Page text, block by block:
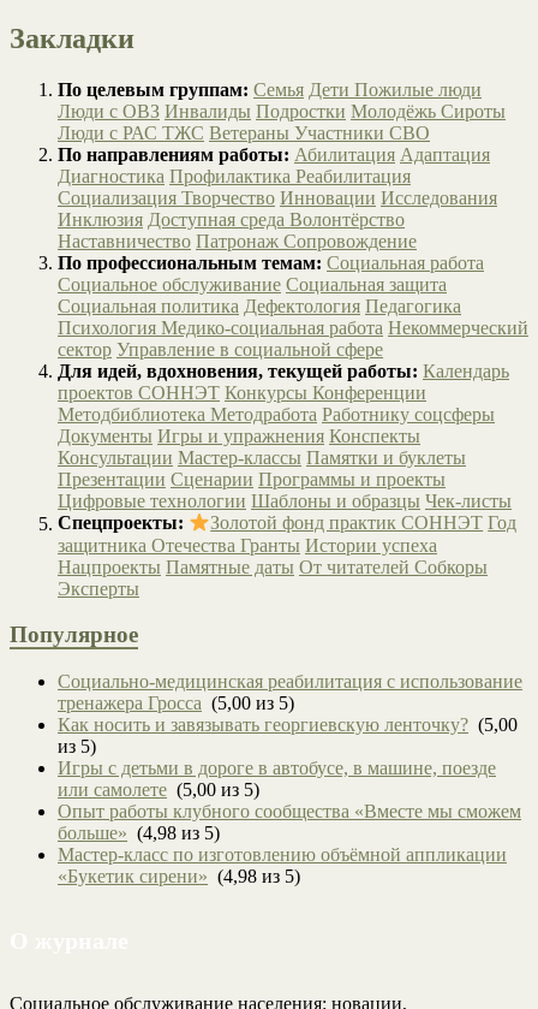
Закладки
По целевым группам: Семья Дети Пожилые люди
Люди с ОВЗ Инвалиды Подростки Молодёжь Сироты
Люди с РАС ТЖС Ветераны Участники СВО
По направлениям работы: Абилитация Адаптация
Диагностика Профилактика Реабилитация
Социализация Творчество Инновации Исследования
Инклюзия Доступная среда Волонтёрство
Наставничество Патронаж Сопровождение
По профессиональным темам: Социальная работа
Социальное обслуживание Социальная защита
Социальная политика Дефектология Педагогика
Психология Медико-социальная работа Некоммерческий
сектор Управление в социальной сфере
Для идей, вдохновения, текущей работы: Календарь
проектов СОННЭТ Конкурсы Конференции
Методбиблиотека Методработа Работнику соцсферы
Документы Игры и упражнения Конспекты
Консультации Мастер-классы Памятки и буклеты
Презентации Сценарии Программы и проекты
Цифровые технологии Шаблоны и образцы Чек-листы
Спецпроекты:
Золотой фонд практик СОННЭТ Год
защитника Отечества Гранты Истории успеха
Нацпроекты Памятные даты От читателей Собкоры
Эксперты
Популярное
Социально-медицинская реабилитация с использование
тренажера Гросса (5,00 из 5)
Как носить и завязывать георгиевскую ленточку? (5,00
из 5)
Игры с детьми в дороге в автобусе, в машине, поезде
или самолете (5,00 из 5)
Опыт работы клубного сообщества «Вместе мы сможем
больше» (4,98 из 5)
Мастер-класс по изготовлению объёмной аппликации
«Букетик сирени» (4,98 из 5)
Социальное обслуживание населения: новации,